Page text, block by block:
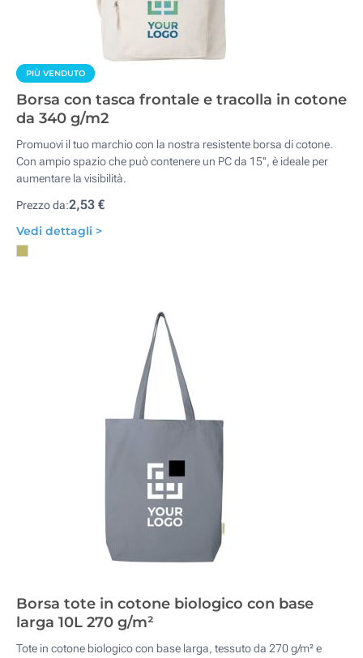
PIÙ VENDUTO
Borsa con tasca frontale e tracolla in cotone
da 340 g/m2
Promuovi il tuo marchio con la nostra resistente borsa di cotone.
Con ampio spazio che può contenere un PC da 15'', è ideale per
aumentare la visibilità.
Prezzo da:2,53 €
Vedi dettagli >
Borsa tote in cotone biologico con base
larga 10L 270 g/m²
Tote in cotone biologico con base larga, tessuto da 270 g/m² e